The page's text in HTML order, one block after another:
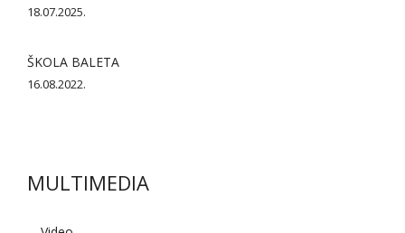
18.07.2025.
ŠKOLA BALETA
16.08.2022.
MULTIMEDIA